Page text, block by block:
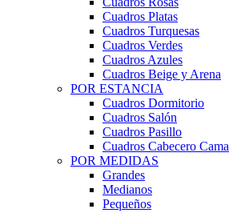
Cuadros Platas
Cuadros Turquesas
Cuadros Verdes
Cuadros Azules
Cuadros Beige y Arena
POR ESTANCIA
Cuadros Dormitorio
Cuadros Salón
Cuadros Pasillo
Cuadros Cabecero Cama
POR MEDIDAS
Grandes
Medianos
Pequeños